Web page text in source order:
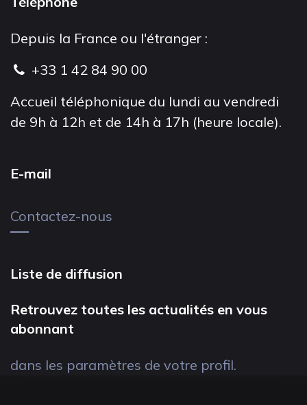
Depuis la France ou l'étranger :
+33 1 42 84 90 00
Accueil téléphonique du lundi au vendredi
de 9h à 12h et de 14h à 17h (heure locale).
E-mail
Contactez-nous
Liste de diffusion
Retrouvez toutes les actualités en vous
abonnant
dans les paramètres de votre profil.